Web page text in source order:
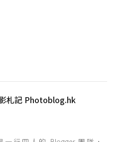
札記 Photoblog.hk